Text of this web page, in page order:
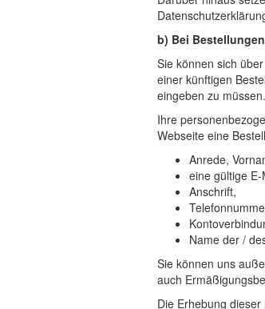
b) Bei
Sie können sich
einer künftigen
eingeben zu müssen.
Ihre
Webseite eine
Anrede,
eine gültige
Anschrift,
Name der /
Sie können uns
auch
Die Erhebung